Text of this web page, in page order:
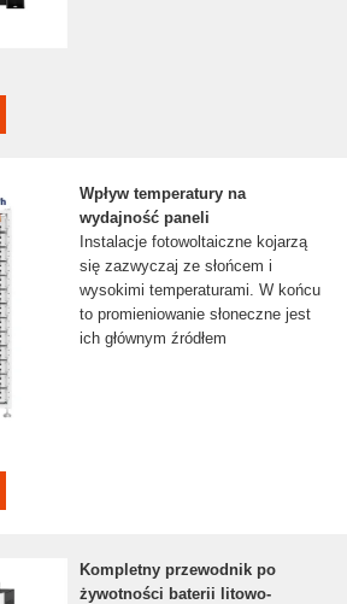
Wpływ temperatury na
wydajność paneli
Instalacje fotowoltaiczne kojarzą
się zazwyczaj ze słońcem i
wysokimi temperaturami. W końcu
to promieniowanie słoneczne jest
ich głównym źródłem
Kompletny przewodnik po
żywotności baterii litowo-